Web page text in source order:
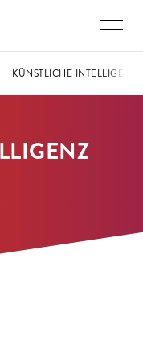
KÜNSTLICHE INTELLIGENZ